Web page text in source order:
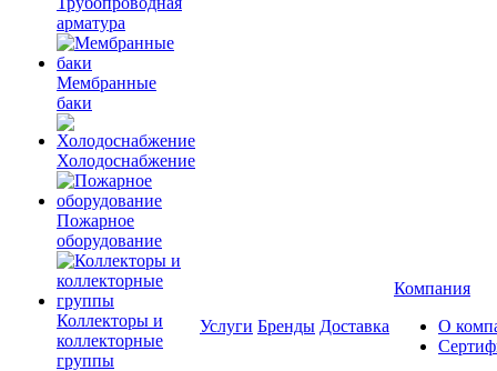
арматура
Мембранные
баки
Холодоснабжение
Пожарное
оборудование
Коллекторы и
коллекторные
группы
Услуги Бренды Доставка
Компания
О